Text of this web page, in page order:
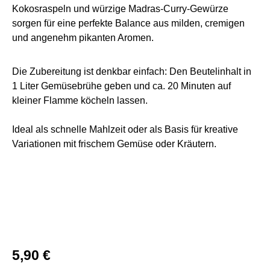
and
interact
with
Kokosraspeln und würzige Madras-Curry-Gewürze
sorgen für eine perfekte Balance aus milden, cremigen
und angenehm pikanten Aromen.
Die Zubereitung ist denkbar einfach: Den Beutelinhalt in
1 Liter Gemüsebrühe geben und ca. 20 Minuten auf
kleiner Flamme köcheln lassen.
Ideal als schnelle Mahlzeit oder als Basis für kreative
Variationen mit frischem Gemüse oder Kräutern.
Regulärer Preis:
5,90 €